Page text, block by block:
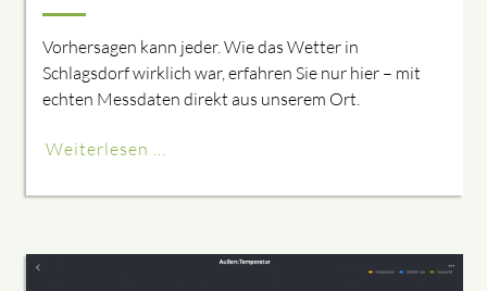
Vorhersagen kann jeder. Wie das Wetter in
Schlagsdorf wirklich war, erfahren Sie nur hier – mit
echten Messdaten direkt aus unserem Ort.
Weiterlesen …